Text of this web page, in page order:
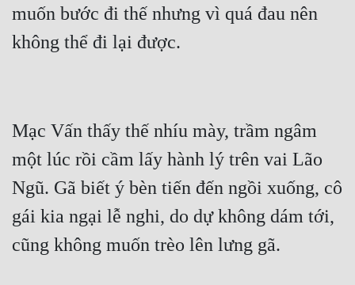
muốn bước đi thế nhưng vì quá đau nên
Mạc Vấn thấy thế nhíu mày, trầm ngâm
một lúc rồi cầm lấy hành lý trên vai Lão
Ngũ. Gã biết ý bèn tiến đến ngồi xuống, cô
gái kia ngại lễ nghi, do dự không dám tới,